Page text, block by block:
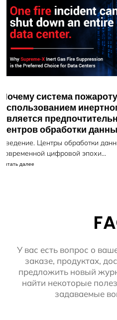
Вебинар: Системы
X от LIFECO
Защитите то, что для вас
передовых систем
Читать далее
У вас есть вопрос о
заказе, продуктах,
предложить новый
найти некоторые
задаваемые